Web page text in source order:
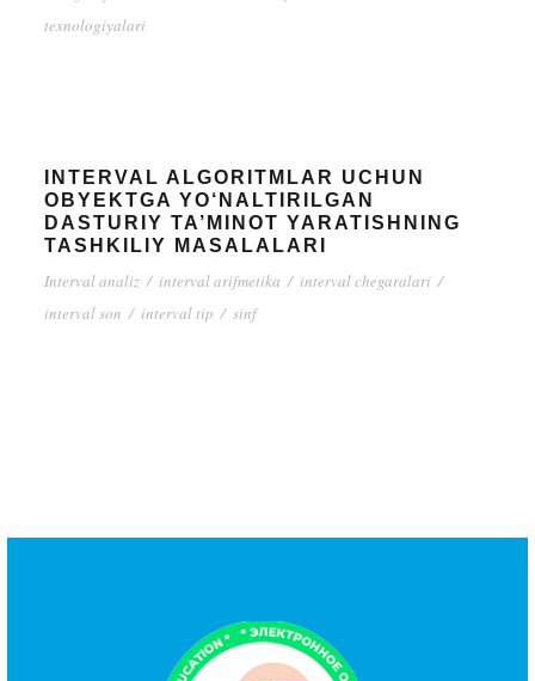
texnologiyalari
INTERVAL ALGORITMLAR UCHUN
OBYEKTGA YO‘NALTIRILGAN
DASTURIY TA’MINOT YARATISHNING
TASHKILIY MASALALARI
Interval analiz / interval arifmetika / interval chegaralari /
interval son / interval tip / sinf